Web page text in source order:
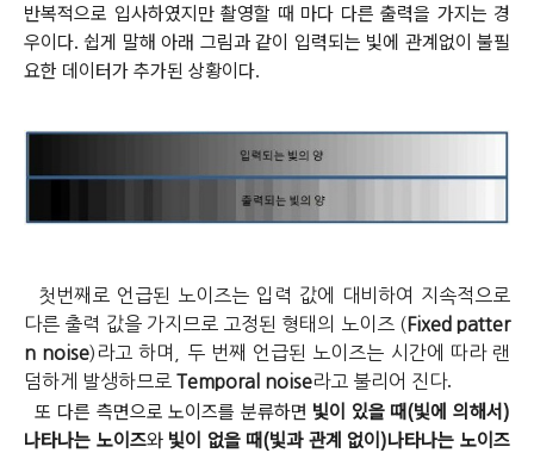
반복적으로 입사하였지만 촬영할 때 마다 다른 출력을 가지는 경
우이다. 쉽게 말해 아래 그림과 같이 입력되는 빛에 관계없이 불필
요한 데이터가 추가된 상황이다.
첫번째로 언급된 노이즈는 입력 값에 대비하여 지속적으로
다른 출력 값을 가지므로 고정된 형태의 노이즈 (Fixed patter
n noise)라고 하며, 두 번째 언급된 노이즈는 시간에 따라 랜
덤하게 발생하므로 Temporal noise라고 불리어 진다.
또 다른 측면으로 노이즈를 분류하면 빛이 있을 때(빛에 의해서)
나타나는 노이즈와 빛이 없을 때(빛과 관계 없이)나타나는 노이즈